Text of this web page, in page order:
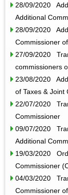
28/09/2020
Additional
28/09/2020
Commissioner
27/09/2020
commissioners
23/08/2020
of Taxes & Joint
22/07/2020
Commissioner
09/07/2020
Additional
19/03/2020
Commissioner
04/03/2020
Commissioner